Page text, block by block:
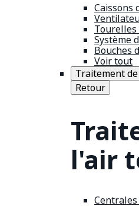
Caissons
Système
Bouches
Voir tout
Traitement
Retour
l'air